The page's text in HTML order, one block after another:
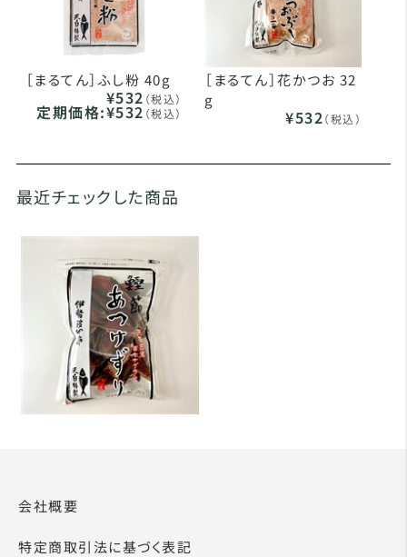
［まるてん］ふし粉 40g
¥532 （税込）
定期価格:¥532 （税込）
［まるてん］花かつお 32
g
¥532（税込）
最近チェックした商品
会社概要
特定商取引法に基づく表記